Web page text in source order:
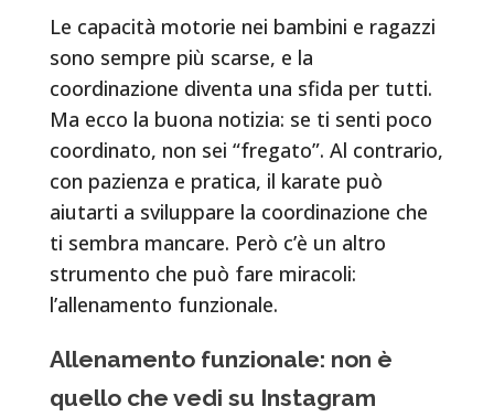
Le capacità motorie nei bambini e ragazzi
sono sempre più scarse, e la
coordinazione diventa una sfida per tutti.
Ma ecco la buona notizia: se ti senti poco
coordinato, non sei “fregato”. Al contrario,
con pazienza e pratica, il karate può
aiutarti a sviluppare la coordinazione che
ti sembra mancare. Però c’è un altro
strumento che può fare miracoli:
l’allenamento funzionale.
Allenamento funzionale: non è
quello che vedi su Instagram